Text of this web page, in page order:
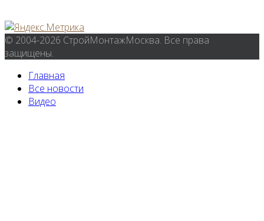
© 2004-2026 СтройМонтажМосква. Все права
защищены.
Главная
Все новости
Видео